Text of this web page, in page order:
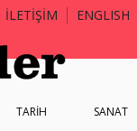
İLETİŞİM ENGLISH
TARİH SANAT